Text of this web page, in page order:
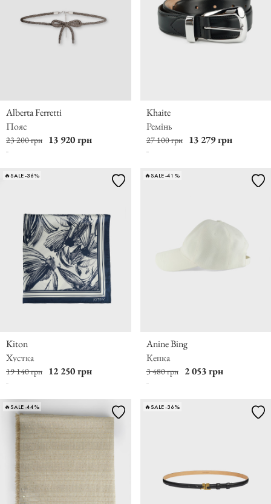
Alberta Ferretti
Пояс
23 200 грн 13 920 грн
Khaite
Ремінь
27 100 грн 13 279 грн
🔥SALE -36%
Kiton
Хустка
19 140 грн 12 250 грн
🔥SALE -41%
Anine Bing
Кепка
3 480 грн 2 053 грн
🔥SALE -44% 🔥SALE -36%